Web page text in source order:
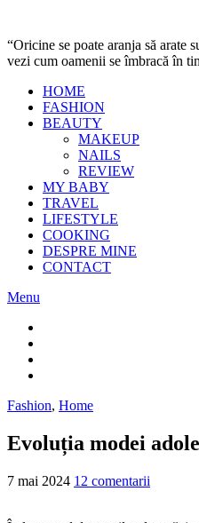
“Oricine se poate aranja să arate
vezi cum oamenii se îmbracă în
HOME
FASHION
BEAUTY
MAKEUP
NAILS
REVIEW
MY BABY
TRAVEL
LIFESTYLE
COOKING
DESPRE MINE
CONTACT
Menu
Fashion, Home
Evoluția modei
7 mai 2024 12 comentarii